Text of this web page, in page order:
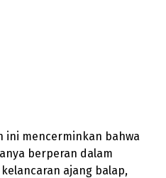
ini mencerminkan bahwa
berperan dalam
ajang balap,